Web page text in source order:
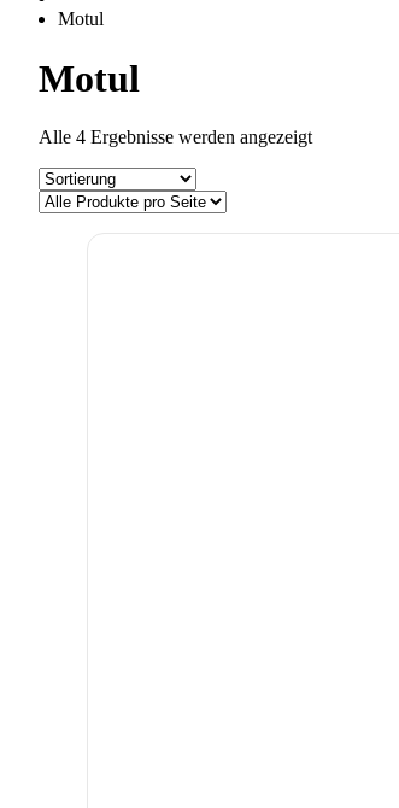
Motul
Motul
Alle 4 Ergebnisse werden angezeigt